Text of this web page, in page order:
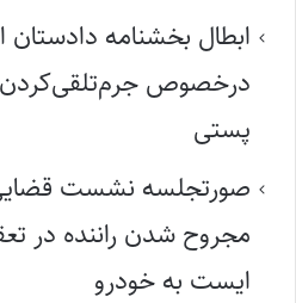
ابطال بخشنامه دادستان
درخصوص جرم‌تلقی‌کردن
پستی
صورتجلسه نشست
مجروح شدن راننده در
ایست به خودرو